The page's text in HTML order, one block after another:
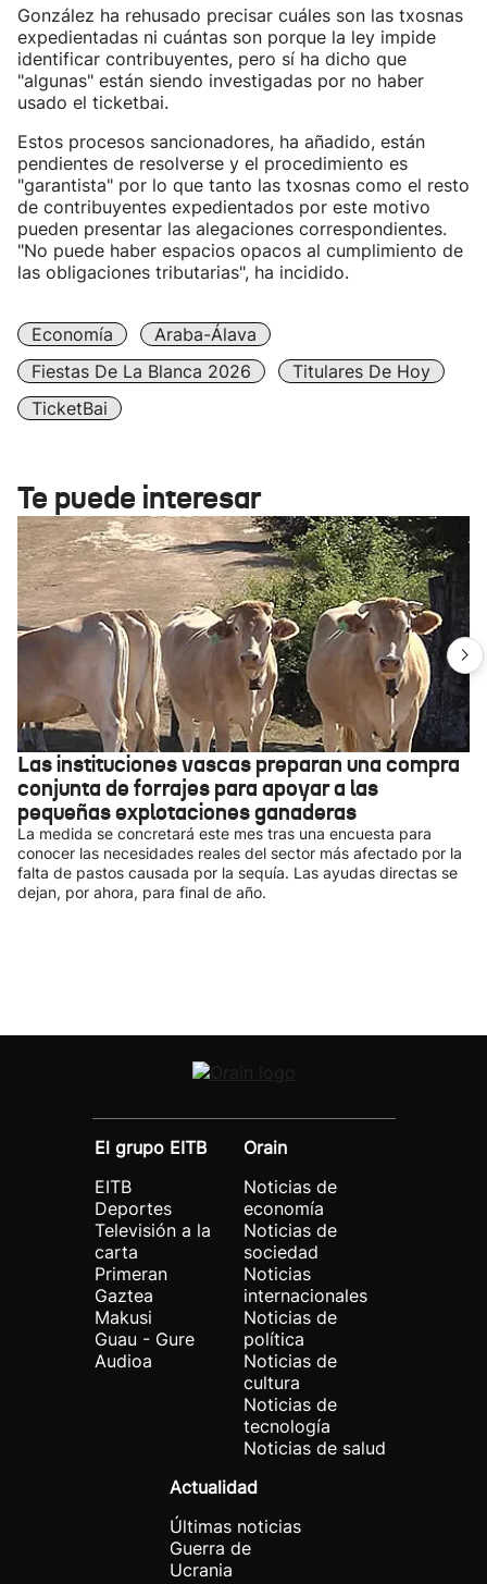
González ha rehusado precisar cuáles son las txosnas
expedientadas ni cuántas son porque la ley impide
identificar contribuyentes, pero sí ha dicho que
"algunas" están siendo investigadas por no haber
usado el ticketbai.
Estos procesos sancionadores, ha añadido, están
pendientes de resolverse y el procedimiento es
"garantista" por lo que tanto las txosnas como el resto
de contribuyentes expedientados por este motivo
pueden presentar las alegaciones correspondientes.
"No puede haber espacios opacos al cumplimiento de
las obligaciones tributarias", ha incidido.
Economía
Araba-Álava
Fiestas De La Blanca 2026
Titulares De Hoy
TicketBai
Te puede interesar
Las instituciones vascas preparan una compra
conjunta de forrajes para apoyar a las
pequeñas explotaciones ganaderas
La medida se concretará este mes tras una encuesta para
conocer las necesidades reales del sector más afectado por la
falta de pastos causada por la sequía. Las ayudas directas se
dejan, por ahora, para final de año.
El grupo EITB
EITB
Deportes
Televisión a la
carta
Primeran
Gaztea
Makusi
Guau - Gure
Audioa
Orain
Noticias de
economía
Noticias de
sociedad
Noticias
internacionales
Noticias de
política
Noticias de
cultura
Noticias de
tecnología
Noticias de salud
Actualidad
Últimas noticias
Guerra de
Ucrania